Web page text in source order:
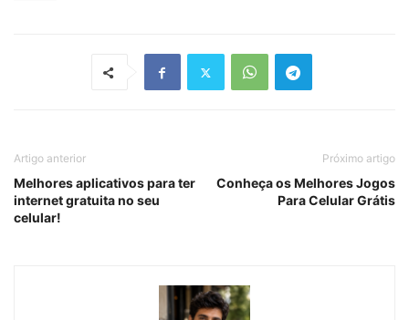
Artigo anterior
Melhores aplicativos para ter
internet gratuita no seu
celular!
Próximo artigo
Conheça os Melhores Jogos
Para Celular Grátis